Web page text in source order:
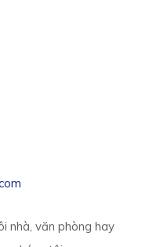
nhà, văn phòng hay